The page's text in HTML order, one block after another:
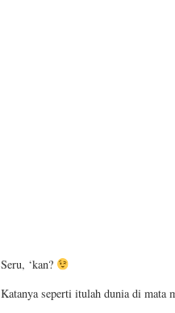
Seru, ‘kan?
Katanya seperti itulah dunia di mata